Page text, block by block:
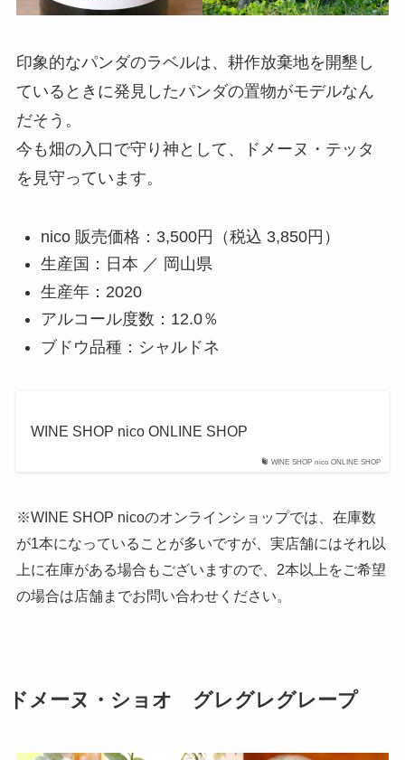
印象的なパンダのラベルは、耕作放棄地を開墾し
ているときに発見したパンダの置物がモデルなん
だそう。
今も畑の入口で守り神として、ドメーヌ・テッタ
を見守っています。
nico 販売価格：3,500円（税込 3,850円）
生産国：日本 ／ 岡山県
生産年：2020
アルコール度数：12.0％
ブドウ品種：シャルドネ
WINE SHOP nico ONLINE SHOP
WINE SHOP nico ONLINE SHOP
※WINE SHOP nicoのオンラインショップでは、在庫数
が1本になっていることが多いですが、実店舗にはそれ以
上に在庫がある場合もございますので、2本以上をご希望
の場合は店舗までお問い合わせください。
ドメーヌ・ショオ グレグレグレープ